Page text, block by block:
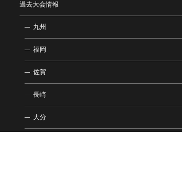
過去大会情報
九州
福岡
佐賀
長崎
大分